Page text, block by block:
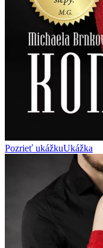
Pozrieť ukážkuUkážka